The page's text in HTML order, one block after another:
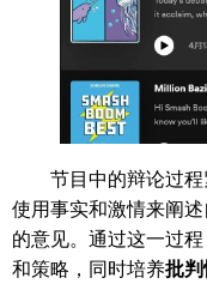
节目中的辩论过
使用事实和激情来阐
的意见。通过这一过
和策略，同时培养批